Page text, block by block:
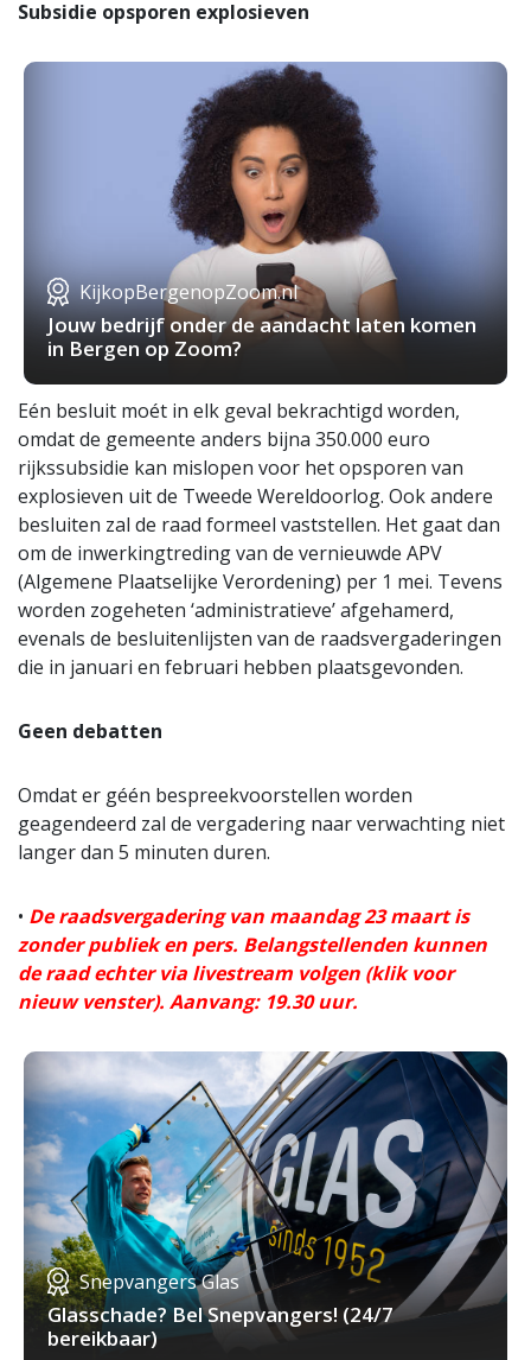
Subsidie opsporen explosieven
KijkopBergenopZoom.nl
Jouw bedrijf onder de aandacht laten komen
in Bergen op Zoom?
Eén besluit moét in elk geval bekrachtigd worden,
omdat de gemeente anders bijna 350.000 euro
rijkssubsidie kan mislopen voor het opsporen van
explosieven uit de Tweede Wereldoorlog. Ook andere
besluiten zal de raad formeel vaststellen. Het gaat dan
om de inwerkingtreding van de vernieuwde APV
(Algemene Plaatselijke Verordening) per 1 mei. Tevens
worden zogeheten ‘administratieve’ afgehamerd,
evenals de besluitenlijsten van de raadsvergaderingen
die in januari en februari hebben plaatsgevonden.
Geen debatten
Omdat er géén bespreekvoorstellen worden
geagendeerd zal de vergadering naar verwachting niet
langer dan 5 minuten duren.
• De raadsvergadering van maandag 23 maart is
zonder publiek en pers. Belangstellenden kunnen
de raad echter via livestream volgen (klik voor
nieuw venster). Aanvang: 19.30 uur.
Snepvangers Glas
Glasschade? Bel Snepvangers! (24/7
bereikbaar)